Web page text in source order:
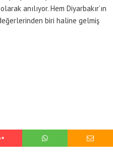
anılıyor. Hem Diyarbakır’ın
biri haline gelmiş